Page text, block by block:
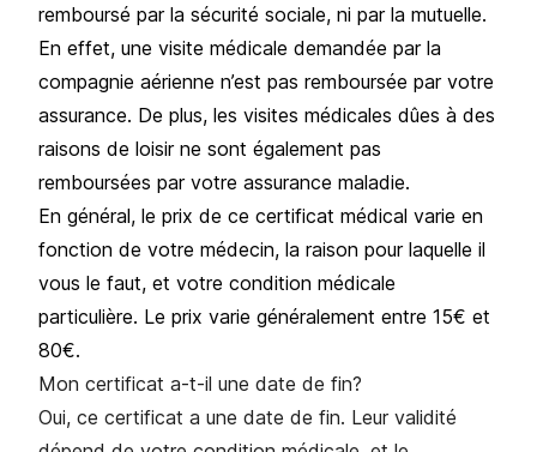
remboursé par la sécurité sociale, ni par la mutuelle.
En effet, une visite médicale demandée par la
compagnie aérienne n’est pas remboursée par votre
assurance. De plus, les visites médicales dûes à des
raisons de loisir ne sont également pas
remboursées par votre assurance maladie.
En général, le prix de ce certificat médical varie en
fonction de votre médecin, la raison pour laquelle il
vous le faut, et votre condition médicale
particulière. Le prix varie généralement entre 15€ et
80€.
Mon certificat a-t-il une date de fin?
Oui, ce certificat a une date de fin. Leur validité